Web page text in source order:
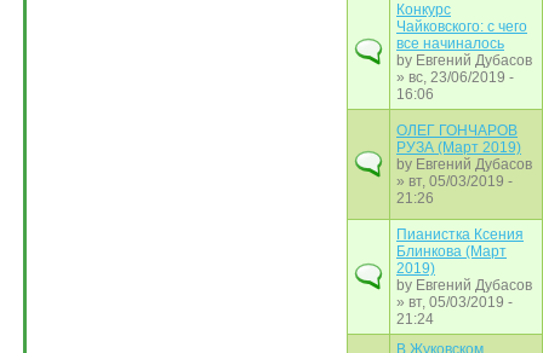
Конкурс
Чайковского: с чего
все начиналось
by Евгений Дубасов
» вс, 23/06/2019 -
16:06
ОЛЕГ ГОНЧАРОВ
РУЗА (Март 2019)
by Евгений Дубасов
» вт, 05/03/2019 -
21:26
Пианистка Ксения
Блинкова (Март
2019)
by Евгений Дубасов
» вт, 05/03/2019 -
21:24